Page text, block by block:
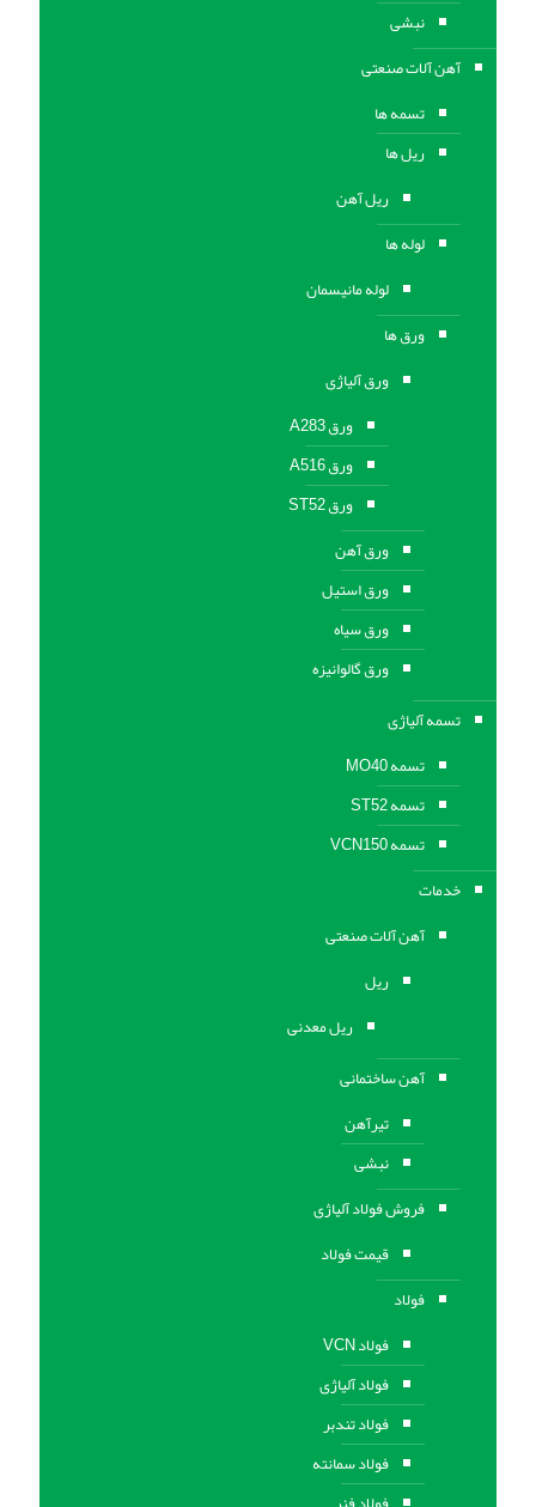
نبشی
آهن آلات صنعتی
تسمه ها
ریل ها
ریل آهن
لوله ها
لوله مانیسمان
ورق ها
ورق آلیاژی
ورق A283
ورق A516
ورق ST52
ورق آهن
ورق استیل
ورق سیاه
ورق گالوانیزه
تسمه آلیاژی
تسمه MO40
تسمه ST52
تسمه VCN150
خدمات
آهن آلات صنعتی
ریل
ریل معدنی
آهن ساختمانی
تیرآهن
نبشی
فروش فولاد آلیاژی
قیمت فولاد
فولاد
فولاد VCN
فولاد آلیاژی
فولاد تندبر
فولاد سمانته